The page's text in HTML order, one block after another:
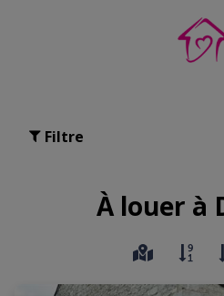
Filtre
À louer à